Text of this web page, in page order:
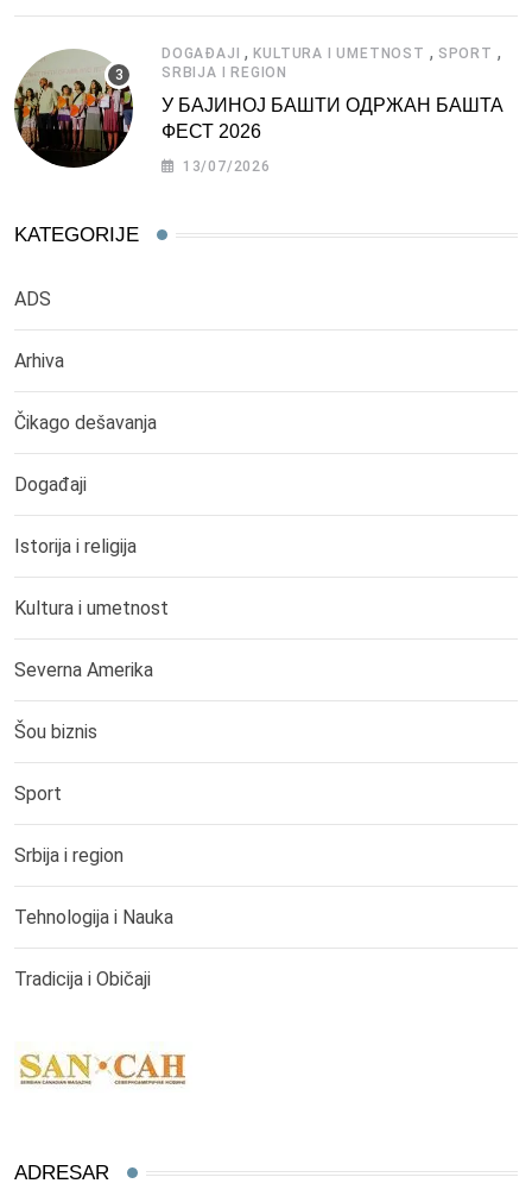
DOGAĐAJI ,KULTURA I UMETNOST , SPORT ,
SRBIJA I REGION
У БАЈИНОЈ БАШТИ ОДРЖАН БАШТА
ФЕСТ 2026
13/07/2026
KATEGORIJE
ADS
Arhiva
Čikago dešavanja
Događaji
Istorija i religija
Kultura i umetnost
Severna Amerika
Šou biznis
Sport
Srbija i region
Tehnologija i Nauka
Tradicija i Običaji
ADRESAR